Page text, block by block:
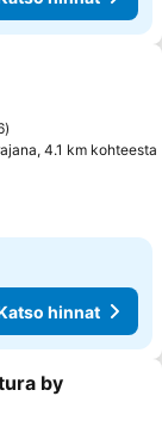
4.1 km kohteesta
hinnat
by